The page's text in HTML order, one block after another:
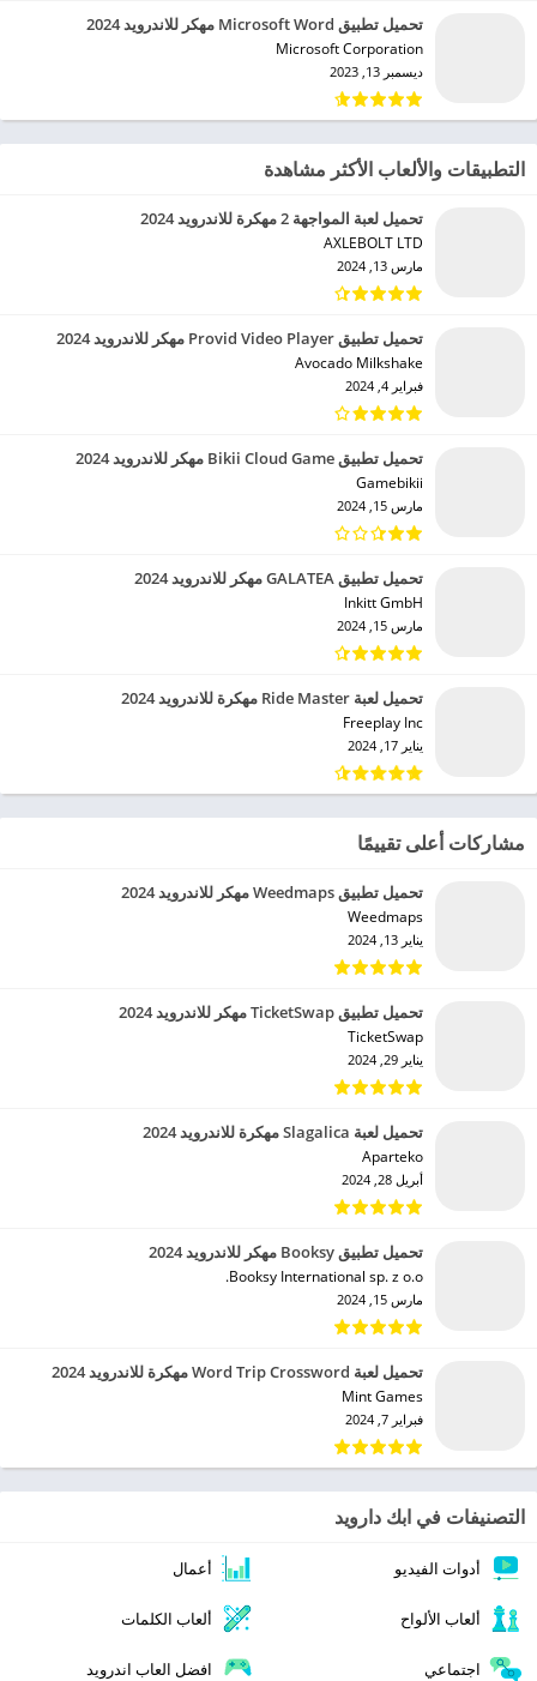
تحميل تطبيق Microsoft Word مهكر للاندرويد 2024
Microsoft Corporation‏
ديسمبر 13, 2023
التطبيقات والألعاب الأكثر مشاهدة
تحميل لعبة المواجهة 2 مهكرة للاندرويد 2024
AXLEBOLT LTD‏
مارس 13, 2024
تحميل تطبيق Provid Video Player مهكر للاندرويد 2024
Avocado Milkshake‏
فبراير 4, 2024
تحميل تطبيق Bikii Cloud Game مهكر للاندرويد 2024
Gamebikii‏
مارس 15, 2024
تحميل تطبيق GALATEA مهكر للاندرويد 2024
Inkitt GmbH‏
مارس 15, 2024
تحميل لعبة Ride Master مهكرة للاندرويد 2024
Freeplay Inc‏
يناير 17, 2024
مشاركات أعلى تقييمًا
تحميل تطبيق Weedmaps مهكر للاندرويد 2024
Weedmaps‏
يناير 13, 2024
تحميل تطبيق TicketSwap مهكر للاندرويد 2024
TicketSwap‏
يناير 29, 2024
تحميل لعبة Slagalica مهكرة للاندرويد 2024
Aparteko‏
أبريل 28, 2024
تحميل تطبيق Booksy مهكر للاندرويد 2024
Booksy International sp. z o.o.‏
مارس 15, 2024
تحميل لعبة Word Trip Crossword مهكرة للاندرويد 2024
Mint Games‏
فبراير 7, 2024
التصنيفات في ابك دارويد
أدوات الفيديو أعمال
ألعاب الألواح ألعاب الكلمات
اجتماعي افضل العاب اندرويد